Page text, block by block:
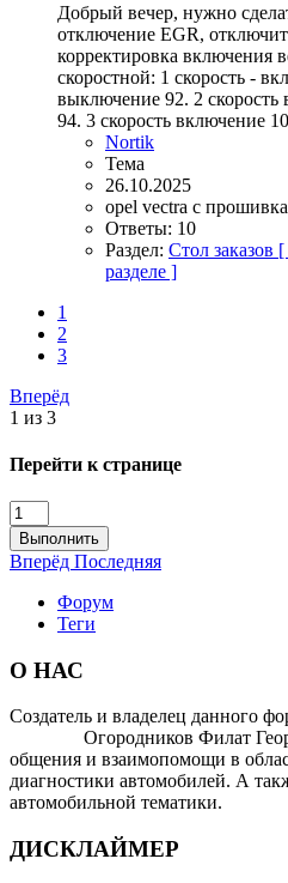
Добрый вечер, нужно
отключение EGR,
корректировка включения
скоростной: 1 скорость -
выключение 92. 2
94. 3 скорость включение
Nortik
Тема
26.10.2025
opel vectra c прошивка
Ответы: 10
Раздел: Стол заказов
разделе ]
1
2
3
Вперёд
1 из 3
Перейти к странице
Выполнить
Вперёд Последняя
Форум
Теги
О НАС
Создатель и владелец данного
Огородников Филат
общения и взаимопомощи в
диагностики автомобилей. А
автомобильной тематики.
ДИСКЛАЙМЕР